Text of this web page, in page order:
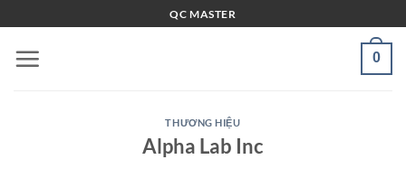
qua
nội
QC MASTER
0
THƯƠNG HIỆU
Alpha Lab Inc